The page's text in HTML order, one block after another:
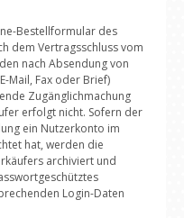
Bestellformular des
dem Vertragsschluss vom
nach Absendung von
Mail, Fax oder Brief)
Zugänglichmachung
erfolgt nicht. Sofern der
ein Nutzerkonto im
hat, werden die
archiviert und
Login-Daten